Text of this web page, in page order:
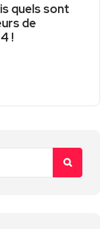
quels sont
de
!